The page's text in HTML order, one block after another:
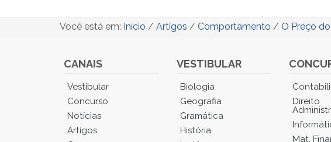
Você está em: Início / Artigos / Comportamento / O Preço
CANAIS
Você
está
Menu
Principal.
Vestibular
Concurso
Notícias
Artigos
VESTIBULAR
Biologia
Geografia
Gramática
História
Direito
Mat.